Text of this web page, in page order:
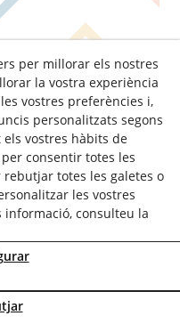
per millorar els nostres
la vostra experiència
vostres preferències i,
personalitzats segons
vostres hàbits de
per consentir totes les
rebutjar totes les galetes o
les vostres
informació, consulteu la